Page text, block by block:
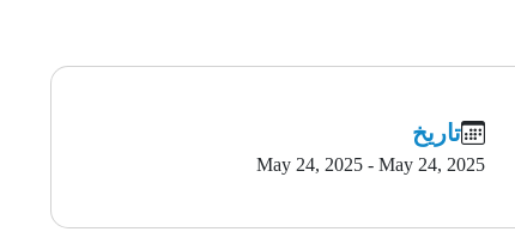
تاريخ
May 24, 2025 - May 24, 2025